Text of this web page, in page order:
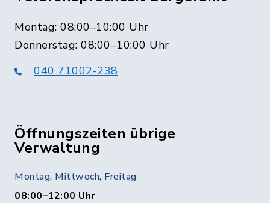
Montag: 08:00–10:00 Uhr
Donnerstag: 08:00–10:00 Uhr
040 71002-238
Öffnungszeiten übrige
Verwaltung
Montag, Mittwoch, Freitag
08:00–12:00 Uhr